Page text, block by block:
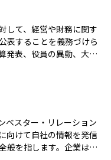
果が出ているのかを確
ても、自分の資産がど
でいるのかを理解するう
して、経営や財務に関す
表することを義務づけら
発表、役員の異動、大口
等に情報を得られるよ
の信頼維持にもつながり
時開示規則」によって制
時開示情報閲覧サービ
スター・リレーション
向けて自社の情報を発信
般を指します。企業は自